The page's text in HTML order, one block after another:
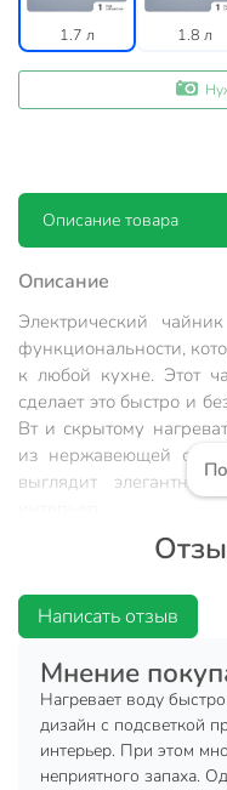
1.7 л 1.8 л
Описание товара
Описание
Электрический
функциональности,
к любой кухне. Этот
сделает это быстро и
Вт и скрытому
из нержавеющей
выглядит
Чайник Rion объемом
кипячение воды.
стильный и
вписывается в любую
стеклянной колбе и
становится не только
приятным.
Написать отзыв
Мнение
Нагревает воду
дизайн с подсветкой
интерьер. При этом
неприятного запаха.